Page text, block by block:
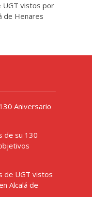
UGT vistos por
de Henares
Aniversario
de su 130
de UGT vistos
Alcalá de